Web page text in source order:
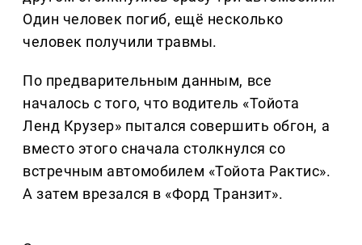
Один человек погиб, ещё несколько
человек получили травмы.
По предварительным данным, все
началось с того, что водитель «Тойота
Ленд Крузер» пытался совершить обгон, а
вместо этого сначала столкнулся со
встречным автомобилем «Тойота Рактис».
А затем врезался в «Форд Транзит».